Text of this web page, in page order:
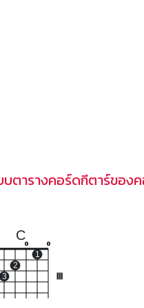
ตารางคอร์ดกีตาร์ของค
C
3
2
o
1
o